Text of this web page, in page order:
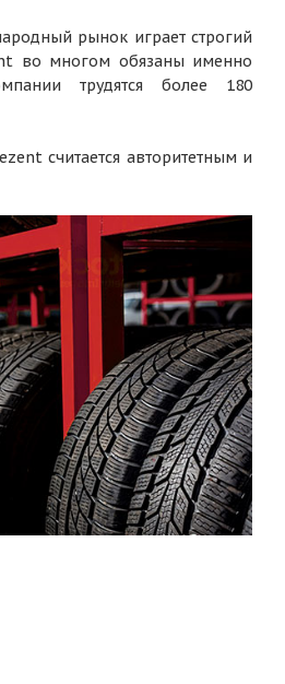
рынок играет строгий
во многом обязаны именно
трудятся более 180
считается авторитетным и